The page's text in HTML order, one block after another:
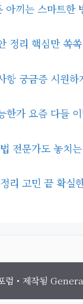
아끼는 스마트한
정리 핵심만 쏙
항 궁금증 시원하
한가 요즘 다들
전문가도 놓치
리 고민 끝 확실
럼 • 제작됨